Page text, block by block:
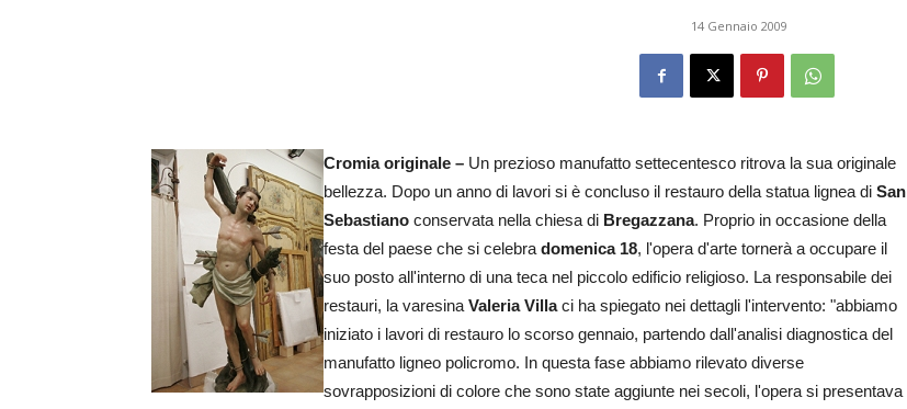
14 Gennaio 2009
Cromia originale – Un prezioso manufatto settecentesco ritrova la sua originale
bellezza. Dopo un anno di lavori si è concluso il restauro della statua lignea di San
Sebastiano conservata nella chiesa di Bregazzana. Proprio in occasione della
festa del paese che si celebra domenica 18, l'opera d'arte tornerà a occupare il
suo posto all'interno di una teca nel piccolo edificio religioso. La responsabile dei
restauri, la varesina Valeria Villaci ha spiegato nei dettagli l'intervento: "abbiamo
iniziato i lavori di restauro lo scorso gennaio, partendo dall'analisi diagnostica del
manufatto ligneo policromo. In questa fase abbiamo rilevato diverse
sovrapposizioni di colore che sono state aggiunte nei secoli, l'opera si presentava